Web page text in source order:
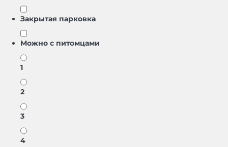
Закрытая парковка
Можно с питомцами
1
2
3
4